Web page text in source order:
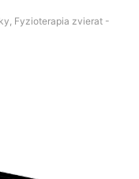
Fyzioterapia zvierat -